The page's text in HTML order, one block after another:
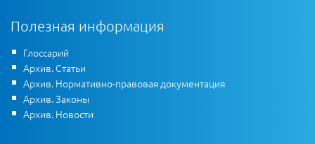
Полезная информация
Глоссарий
Архив. Статьи
Архив. Нормативно-правовая документация
Архив. Законы
Архив. Новости